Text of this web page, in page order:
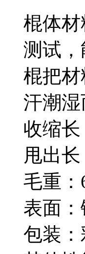
棍体
测试
棍把
汗潮湿
收缩
甩出
毛重：
表面：
包装